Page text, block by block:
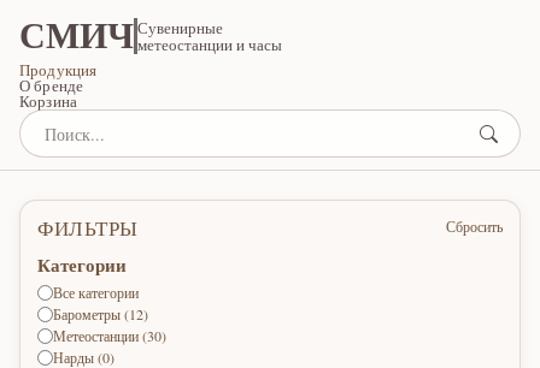
СМИЧСувенирные
метеостанции и часы
Продукция
О бренде
Корзина
ФИЛЬТРЫ Сбросить
Категории
Все категории
Барометры (12)
Метеостанции (30)
Нарды (0)